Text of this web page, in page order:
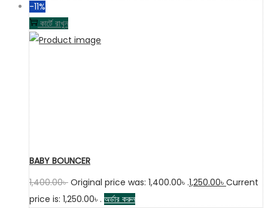
-11%
কার্টে রাখুন
BABY BOUNCER
1,400.00৳ Original price was: 1,400.00৳ .1,250.00৳ Current
price is: 1,250.00৳ . অর্ডার করুন